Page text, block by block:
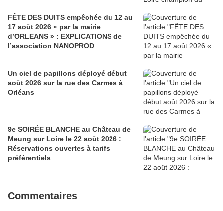
FÊTE DES DUITS empêchée du 12 au
17 août 2026 « par la mairie
d’ORLEANS » : EXPLICATIONS de
l’association NANOPROD
Un ciel de papillons déployé début
août 2026 sur la rue des Carmes à
Orléans
9e SOIRÉE BLANCHE au Château de
Meung sur Loire le 22 août 2026 :
Réservations ouvertes à tarifs
préférentiels
Commentaires